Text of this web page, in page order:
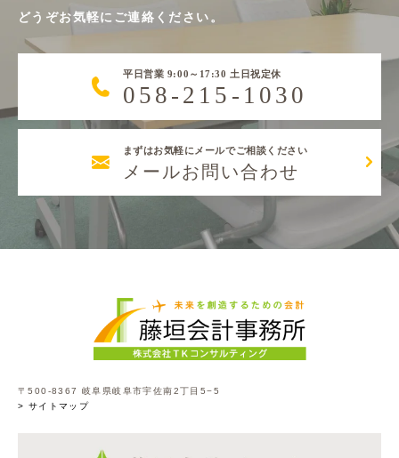
どうぞお気軽にご連絡ください。
平日営業 9:00～17:30 土日祝定休
058-215-1030
まずはお気軽にメールでご相談ください
メールお問い合わせ
〒500-8367 岐阜県岐阜市宇佐南2丁目5−5
> サイトマップ